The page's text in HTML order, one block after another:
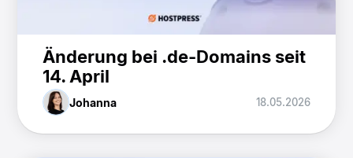
Änderung bei .de-Domains seit
14. April
Johanna 18.05.2026